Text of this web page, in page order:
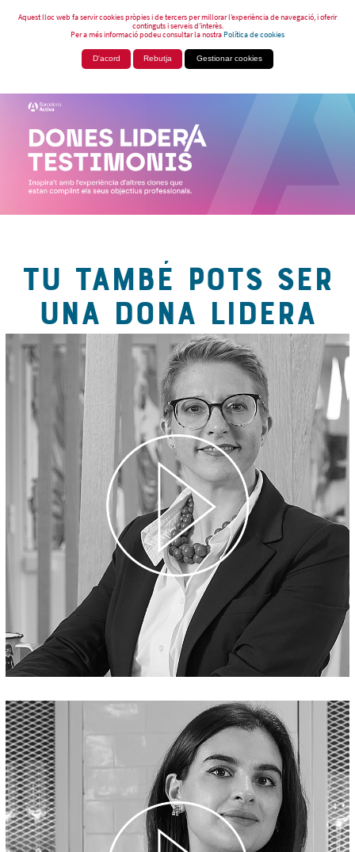
Aquest lloc web fa servir cookies pròpies i de tercers per millorar l’experiència de navegació, i oferir
continguts i serveis d’interès.
Per a més informació podeu consultar la nostraPolítica de cookies
D'acord Rebutja Gestionar cookies
TU TAMBÉ POTS SER
UNA DONA LIDERA